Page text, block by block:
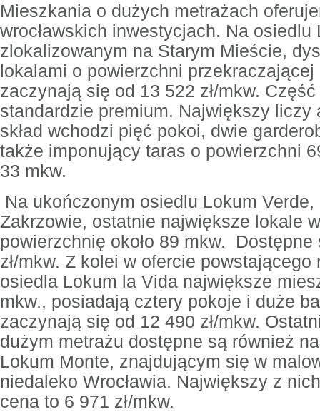
Mieszkania o dużych metrażach
wrocławskich inwestycjach. Na osiedlu
zlokalizowanym na Starym Mieście,
lokalami o powierzchni
zaczynają się od 13 522 zł/mkw.
standardzie premium. Największy liczy
skład wchodzi pięć pokoi, dwie
także imponujący taras o powierzchni
33 mkw.
Na ukończonym osiedlu Lokum
Zakrzowie, ostatnie największe lokale
powierzchnię około 89 mkw.
zł/mkw. Z kolei w ofercie powstającego
osiedla Lokum la Vida największe
mkw., posiadają cztery pokoje i duże
zaczynają się od 12 490 zł/mkw.
dużym metrażu dostępne są również
Lokum Monte, znajdującym się w
niedaleko Wrocławia. Największy z
cena to 6 971 zł/mkw.